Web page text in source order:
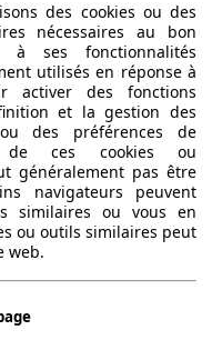
concernant
des cookies ou des
nécessaires au bon
ses fonctionnalités
utilisés en réponse à
activer des fonctions
et la gestion des
des préférences de
de ces cookies ou
généralement pas être
navigateurs peuvent
similaires ou vous en
ou outils similaires peut
web.